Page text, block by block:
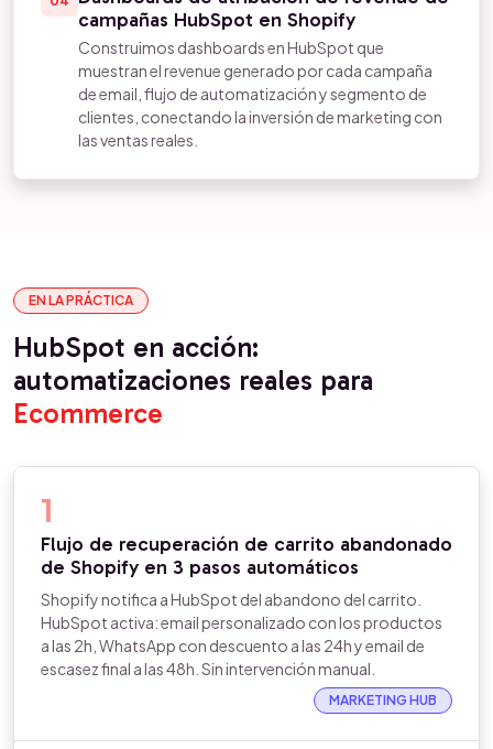
campañas HubSpot en Shopify
Construimos dashboards en HubSpot que
muestran el revenue generado por cada campaña
de email, flujo de automatización y segmento de
clientes, conectando la inversión de marketing con
las ventas reales.
EN LA PRÁCTICA
HubSpot en acción:
automatizaciones reales para
Ecommerce
1
Flujo de recuperación de carrito abandonado
de Shopify en 3 pasos automáticos
Shopify notifica a HubSpot del abandono del carrito.
HubSpot activa: email personalizado con los productos
a las 2h, WhatsApp con descuento a las 24h y email de
escasez final a las 48h. Sin intervención manual.
MARKETING HUB